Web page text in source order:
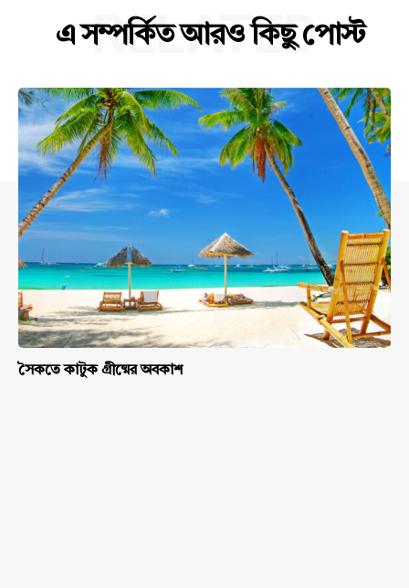
এ সম্পর্কিত আরও কিছু পোস্ট
RELATED
সৈকতে কাটুক গ্রীষ্মের অবকাশ